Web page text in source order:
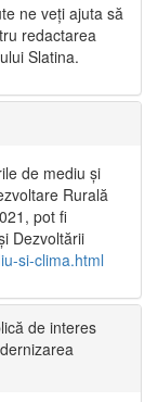
ne veți ajuta să
redactarea
Slatina.
de mediu și
Rurală
pot fi
Dezvoltării
si-clima.html
de interes